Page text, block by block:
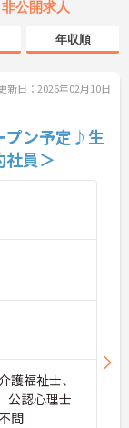
非公開求人
年収順
新日：2026年02月10日
プン予定♪生
員＞
福祉士、
公認心理士
問